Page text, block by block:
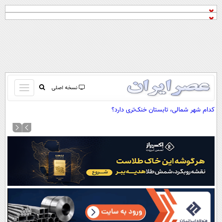
نسخه اصلی
باز
و
کردن
صفحه اول
آرشیو
نظرسنجی
آب و هوا
اوقات شرعی
سواد زندگی
کدام شهر شمالی، تابستان خنک‌تری دارد؟